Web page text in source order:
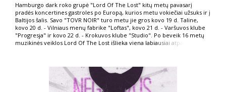
Hamburgo dark roko grupė "Lord Of The Lost" kitų metų pavasarį
pradės koncertines gastroles po Europą, kurios metu vokiečiai užsuks ir į
Baltijos šalis. Savo "TOVR NOIR" turo metu jie gros kovo 19 d. Taline,
kovo 20 d. - Vilniaus menų fabrike "Loftas", kovo 21 d. - Varšuvos klube
"Progresja" ir kovo 22 d. - Krokuvos klube "Studio". Po beveik 16 metų
muzikinės veiklos Lord Of The Lost išlieka viena labiausiai atpa